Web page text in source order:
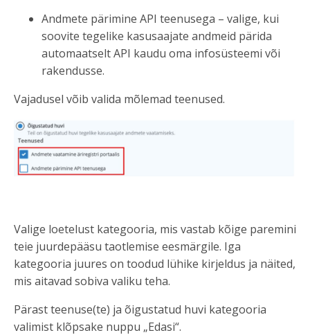
Andmete pärimine API teenusega – valige, kui
soovite tegelike kasusaajate andmeid pärida
automaatselt API kaudu oma infosüsteemi või
rakendusse.
Vajadusel võib valida mõlemad teenused.
Valige loetelust kategooria, mis vastab kõige paremini
teie juurdepääsu taotlemise eesmärgile. Iga
kategooria juures on toodud lühike kirjeldus ja näited,
mis aitavad sobiva valiku teha.
Pärast teenuse(te) ja õigustatud huvi kategooria
valimist klõpsake nuppu „Edasi“.